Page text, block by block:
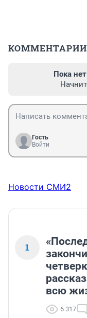
КОММЕНТАРИИ
Пока
Гость
Войти
Новости СМИ2
1
всю
6 317